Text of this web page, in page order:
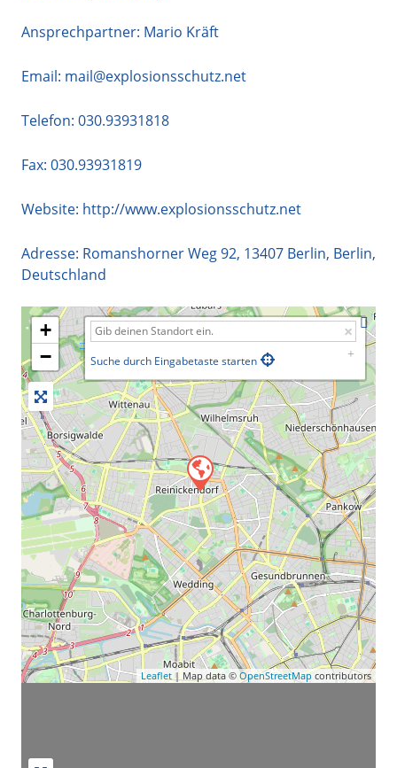
Ansprechpartner: Mario Kräft
Email: mail@explosionsschutz.net
Telefon: 030.93931818
Fax: 030.93931819
Website: http://www.explosionsschutz.net
Adresse: Romanshorner Weg 92, 13407 Berlin, Berlin,
Deutschland
+
−
Suche durch Eingabetaste starten
Leaflet| Map data © OpenStreetMapcontributors